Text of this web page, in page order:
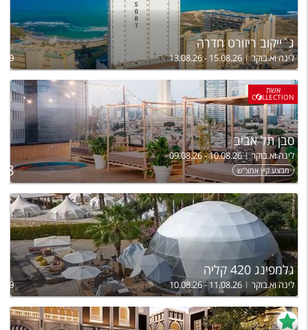
ג`ייקוב ריזורט חדרה
לינה וא.בוקר 13.08.26 - 15.08.26
אשת
C LLECTION
סבן תל אביב
לינה וא.בוקר 09.08.26 - 10.08.26
מבצע קיץ אמצ"ש
גלמפינג 420 קליה
לינה וא.בוקר 10.08.26 - 11.08.26